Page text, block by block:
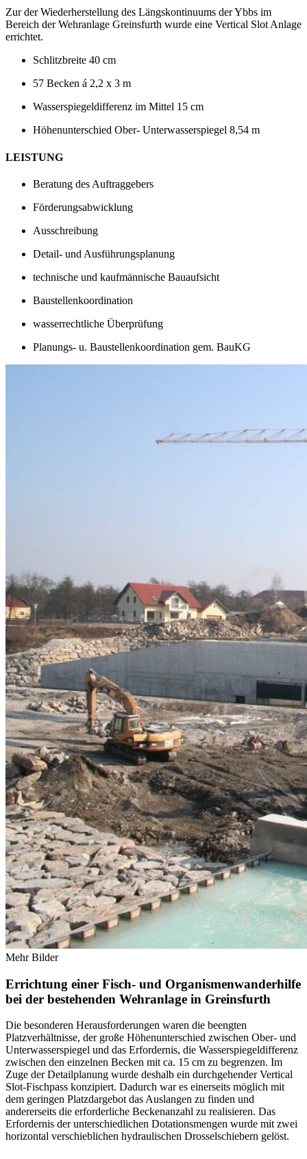
Zur der Wiederherstellung des Längskontinuums der Ybbs im
Bereich der Wehranlage Greinsfurth wurde eine Vertical Slot Anlage
errichtet.
Schlitzbreite 40 cm
57 Becken á 2,2 x 3 m
Wasserspiegeldifferenz im Mittel 15 cm
Höhenunterschied Ober- Unterwasserspiegel 8,54 m
LEISTUNG
Beratung des Auftraggebers
Förderungsabwicklung
Ausschreibung
Detail- und Ausführungsplanung
technische und kaufmännische Bauaufsicht
Baustellenkoordination
wasserrechtliche Überprüfung
Planungs- u. Baustellenkoordination gem. BauKG
Mehr Bilder
Errichtung einer Fisch- und Organismenwanderhilfe
bei der bestehenden Wehranlage in Greinsfurth
Die besonderen Herausforderungen waren die beengten
Platzverhältnisse, der große Höhenunterschied zwischen Ober- und
Unterwasserspiegel und das Erfordernis, die Wasserspiegeldifferenz
zwischen den einzelnen Becken mit ca. 15 cm zu begrenzen. Im
Zuge der Detailplanung wurde deshalb ein durchgehender Vertical
Slot-Fischpass konzipiert. Dadurch war es einerseits möglich mit
dem geringen Platzdargebot das Auslangen zu finden und
andererseits die erforderliche Beckenanzahl zu realisieren. Das
Erfordernis der unterschiedlichen Dotationsmengen wurde mit zwei
horizontal verschieblichen hydraulischen Drosselschiebern gelöst.